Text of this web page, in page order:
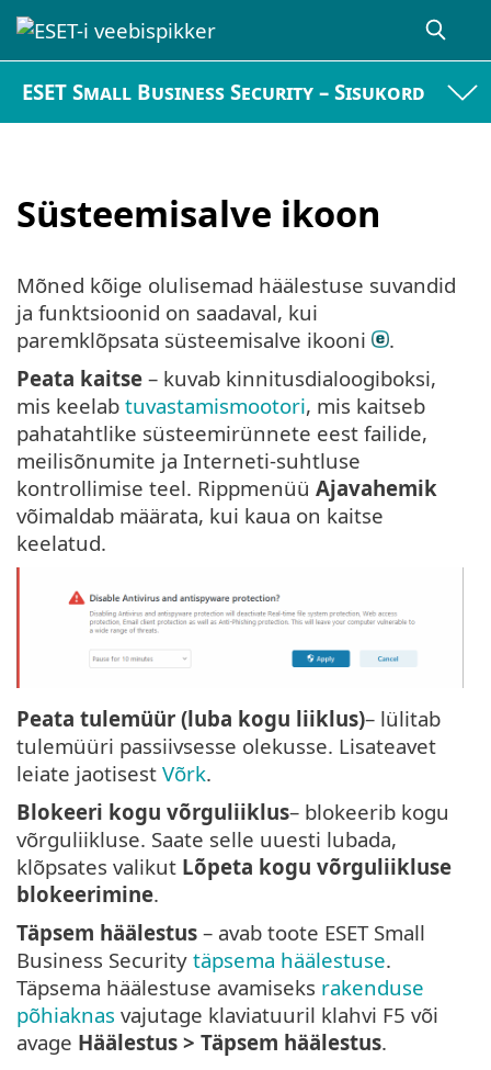
ESET Small Business Security – Sisukord
Süsteemisalve ikoon
Mõned kõige olulisemad häälestuse suvandid
ja funktsioonid on saadaval, kui
paremklõpsata süsteemisalve ikooni
.
Peata kaitse – kuvab kinnitusdialoogiboksi,
mis keelab tuvastamismootori, mis kaitseb
pahatahtlike süsteemirünnete eest failide,
meilisõnumite ja Interneti-suhtluse
kontrollimise teel. Rippmenüü Ajavahemik
võimaldab määrata, kui kaua on kaitse
keelatud.
Peata tulemüür (luba kogu liiklus)– lülitab
tulemüüri passiivsesse olekusse. Lisateavet
leiate jaotisest Võrk.
Blokeeri kogu võrguliiklus– blokeerib kogu
võrguliikluse. Saate selle uuesti lubada,
klõpsates valikut Lõpeta kogu võrguliikluse
blokeerimine.
Täpsem häälestus – avab toote ESET Small
Business Security täpsema häälestuse.
Täpsema häälestuse avamiseks rakenduse
põhiaknas vajutage klaviatuuril klahvi F5 või
avage Häälestus > Täpsem häälestus.